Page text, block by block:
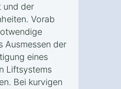
und der
Vorab
Ausmessen der
eines
Liftsystems
Bei kurvigen